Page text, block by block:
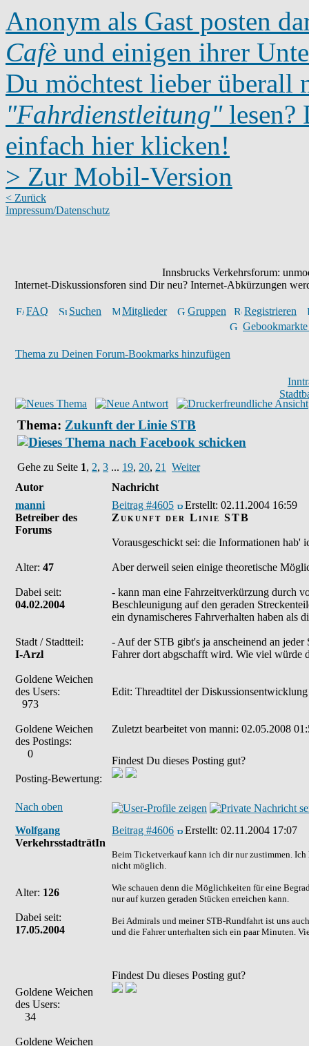
Anonym als Gast posten
Cafè und einigen ihrer
Du möchtest lieber überall
"Fahrdienstleitung"lesen?
einfach hier klicken!
> Zur Mobil-Version
< Zurück
Impressum/Datenschutz
Innsbrucks Verkehrsforum:
Internet-Diskussionsforen sind Dir neu? Internet-Abkürzungen
FAQ Suchen Mitglieder Gruppen
Registrieren
Thema zu Deinen Forum-Bookmarks hinzufügen
Thema: Zukunft der Linie STB
Gehe zu Seite 1, 2, 3 ... 19, 20, 21
Weiter
Autor
Nachricht
manni
Betreiber des
Forums
Alter: 47
Dabei seit:
04.02.2004
Stadt / Stadtteil:
I-Arzl
Goldene Weichen
des Users:
973
Goldene Weichen
des Postings:
0
Posting-Bewertung:
Beitrag #4605 Erstellt: 02.11.2004 16:59
Zukunft der Linie STB
Vorausgeschickt sei: die Informationen hab'
Aber derweil seien einige theoretische
- kann man eine Fahrzeitverkürzung durch
Beschleunigung auf den geraden
ein dynamischeres Fahrverhalten haben als
- Auf der STB gibt's ja anscheinend an jeder
Fahrer dort abgschafft wird. Wie viel würde
Edit: Threadtitel der Diskussionsentwicklung
Zuletzt bearbeitet von manni: 02.05.2008
Findest Du dieses Posting gut?
Nach oben
Wolfgang
VerkehrsstadträtIn
Alter: 126
Dabei seit:
17.05.2004
Goldene Weichen
des Users:
34
Goldene Weichen
Beitrag #4606 Erstellt: 02.11.2004 17:07
Beim Ticketverkauf kann ich dir nur zustimmen.
nicht möglich.
Wie schauen denn die Möglichkeiten für eine
nur auf kurzen geraden Stücken erreichen kann.
Bei Admirals und meiner STB-Rundfahrt ist uns
und die Fahrer unterhalten sich ein paar Minuten.
Findest Du dieses Posting gut?